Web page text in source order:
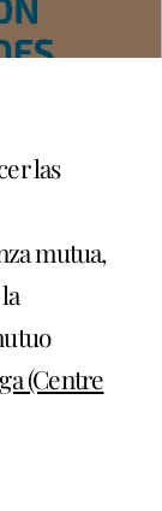
las
mutua,
(Centre